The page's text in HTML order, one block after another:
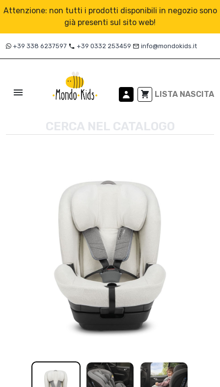
Attenzione: non tutti i prodotti disponibili in negozio sono
già presenti sul sito web!
+39 338 6237597 local_phone +39 0332 253459 mail_outline info@mondokids.it
 LISTA NASCITA